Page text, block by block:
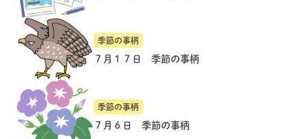
季節の事柄
７月１７日 季節の事柄
季節の事柄
７月６日 季節の事柄